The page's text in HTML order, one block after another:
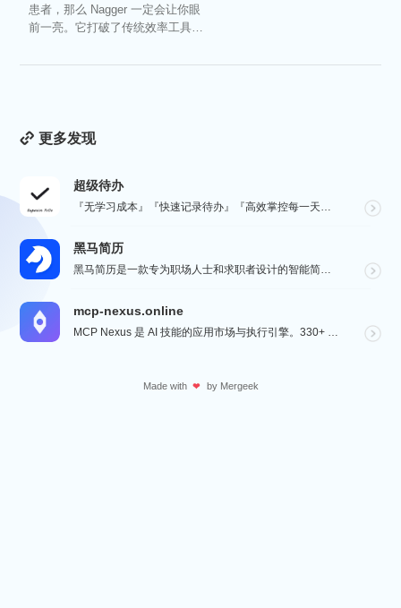
患者，那么 Nagger 一定会让你眼
前一亮。它打破了传统效率工具冰
更多发现
超级待办
『无学习成本』『快速记录待办』『高效掌控每一天』『桌面小组件交互』『自动数据同步备份』
黑马简历
黑马简历是一款专为职场人士和求职者设计的智能简历助手，旨在帮助用户快速打造专业、高效的求职简历。通过...
mcp-nexus.online
MCP Nexus 是 AI 技能的应用市场与执行引擎。330+ 即装即用技能（财务对账、合同审查、...
Made with ❤ by Mergeek